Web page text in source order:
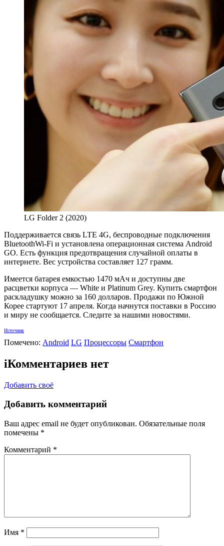
LG Folder 2 (2020)
Поддерживается связь LTE 4G, беспроводные подключения
BluetoothWi-Fi и установлена операционная система Android
GO. Есть функция предотвращения случайной оплаты в
интернете. Вес устройства составляет 127 грамм.
Имеется батарея емкостью 1470 мАч и доступны две
расцветки корпуса — White и Platinum Grey. Купить смартфон
раскладушку можно за 160 долларов. Продажи по Южной
Корее стартуют 17 апреля. Когда начнутся поставки в Россию
и миру не сообщается. Следите за нашими новостями.
Источник
Помечено: Android LG Процессоры Смартфон
iКомментариев нет
Добавить своё
Добавить комментарий
Ваш адрес email не будет опубликован. Обязательные поля
помечены *
Комментарий *
Имя *